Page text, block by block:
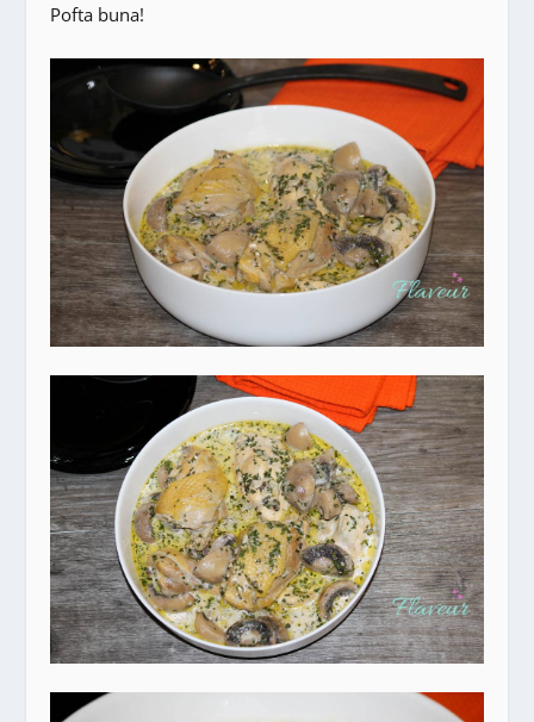
Pofta buna!